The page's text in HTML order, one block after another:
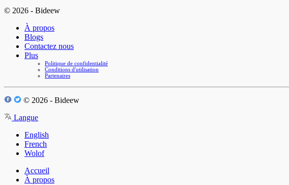
© 2026 - Bideew
À propos
Blogs
Contactez nous
Plus
Politique de confidentialité
Conditions d'utilisation
Partenaires
© 2026 - Bideew
Langue
English
French
Wolof
Accueil
À propos